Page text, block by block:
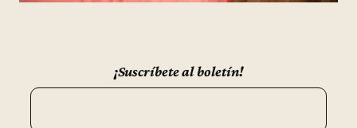
¡Suscríbete al boletín!